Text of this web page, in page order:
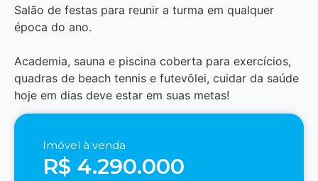
Salão de festas para reunir a turma em qualquer
época do ano.
Academia, sauna e piscina coberta para exercícios,
quadras de beach tennis e futevôlei, cuidar da saúde
hoje em dias deve estar em suas metas!
Imóvel à venda
R$ 4.290.000